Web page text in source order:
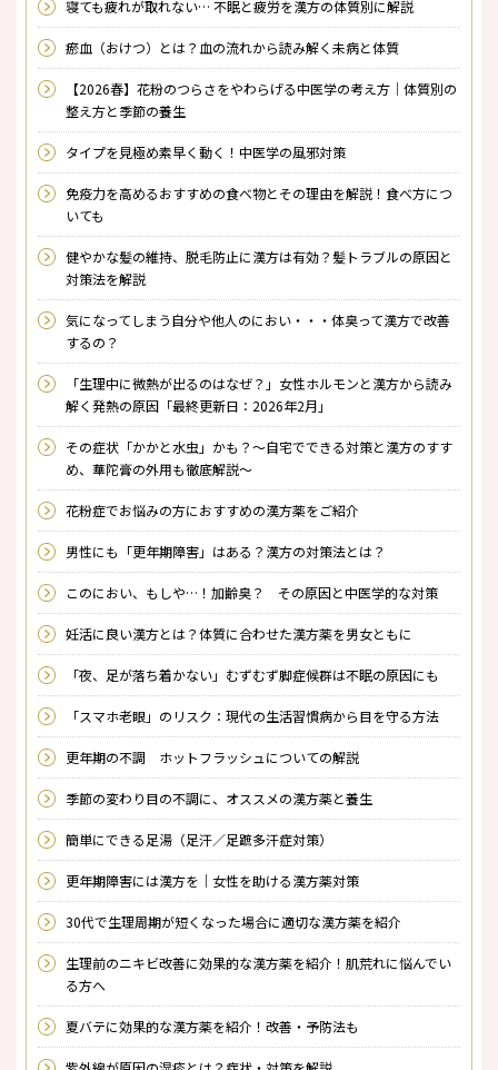
寝ても疲れが取れない… 不眠と疲労を漢方の体質別に解説
瘀血（おけつ）とは？――血の流れから読み解く未病と体質
【2026春】花粉のつらさをやわらげる中医学の考え方｜体質別の
整え方と季節の養生
タイプを見極め素早く動く！中医学の風邪対策
免疫力を高めるおすすめの食べ物とその理由を解説！食べ方につ
いても
健やかな髪の維持、脱毛防止に漢方は有効？髪トラブルの原因と
対策法を解説
気になってしまう自分や他人のにおい・・・体臭って漢方で改善
するの？
「生理中に微熱が出るのはなぜ？」女性ホルモンと漢方から読み
解く発熱の原因「最終更新日：2026年2月」
その症状「かかと水虫」かも？～自宅でできる対策と漢方のすす
め、華陀膏の外用も徹底解説～
花粉症でお悩みの方におすすめの漢方薬をご紹介
男性にも「更年期障害」はある？漢方の対策法とは？
このにおい、もしや…！加齢臭？ その原因と中医学的な対策
妊活に良い漢方とは？体質に合わせた漢方薬を男女ともに
「夜、足が落ち着かない」むずむず脚症候群は不眠の原因にも
「スマホ老眼」のリスク：現代の生活習慣病から目を守る方法
更年期の不調 ホットフラッシュについての解説
季節の変わり目の不調に、オススメの漢方薬と養生
簡単にできる足湯（足汗／足蹠多汗症対策）
更年期障害には漢方を｜女性を助ける漢方薬対策
30代で生理周期が短くなった場合に適切な漢方薬を紹介
生理前のニキビ改善に効果的な漢方薬を紹介！肌荒れに悩んでい
る方へ
夏バテに効果的な漢方薬を紹介！改善・予防法も